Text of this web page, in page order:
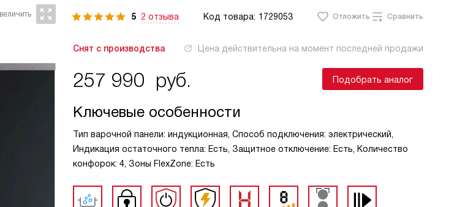
5 2 отзыва Код товара: 1729053 Отложить Сравнить
Снят с производства Цена действительна на момент последней продажи
257 990 руб. Подобрать аналог
Ключевые особенности
Тип варочной панели: индукционная, Способ подключения: электрический,
Индикация остаточного тепла: Есть, Защитное отключение: Есть, Количество
конфорок: 4, Зоны FlexZone: Есть